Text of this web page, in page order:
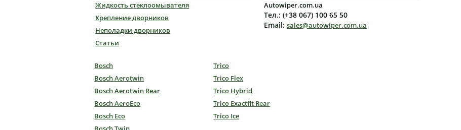
Жидкость стеклоомывателя
Крепление дворников
Неполадки дворников
Статьи
Autowiper.com.ua
Тел.: (+38 067) 100 65 50
Email:sales@autowiper.com.ua
Bosch
Bosch Aerotwin
Bosch Aerotwin Rear
Bosch AeroEco
Bosch Eco
Trico
Trico Flex
Trico Hybrid
Trico Exactfit Rear
Trico Ice